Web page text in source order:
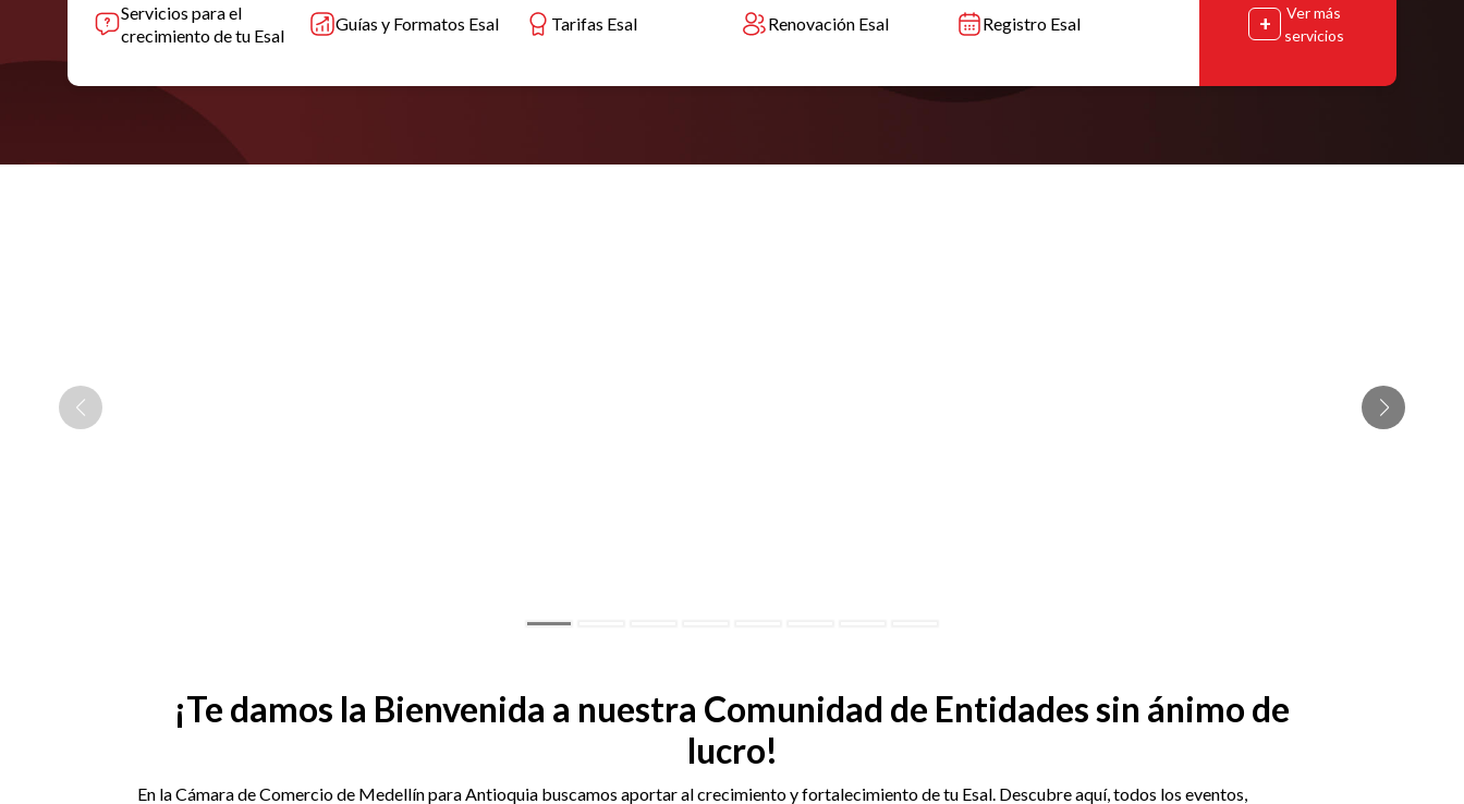
Servicios para el
crecimiento de tu Esal
Guías y Formatos Esal Tarifas Esal Renovación Esal Registro Esal
Ver más
servicios
¡Te damos la Bienvenida a nuestra Comunidad de Entidades sin ánimo de
lucro!
En la Cámara de Comercio de Medellín para Antioquia buscamos aportar al crecimiento y fortalecimiento de tu Esal. Descubre aquí, todos los eventos,